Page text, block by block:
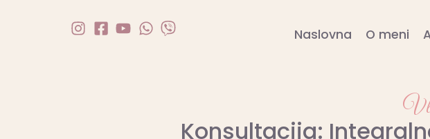
Naslovna O meni
Konsultacija: